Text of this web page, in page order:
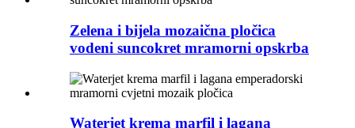
Zelena i bijela mozaična pločica
vodeni suncokret mramorni opskrba
Waterjet krema marfil i lagana